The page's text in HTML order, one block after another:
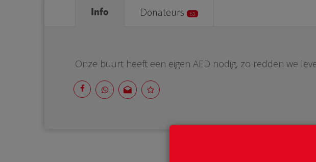
Info Donateurs 63
Onze buurt heeft een eigen AED nodig, zo redden we